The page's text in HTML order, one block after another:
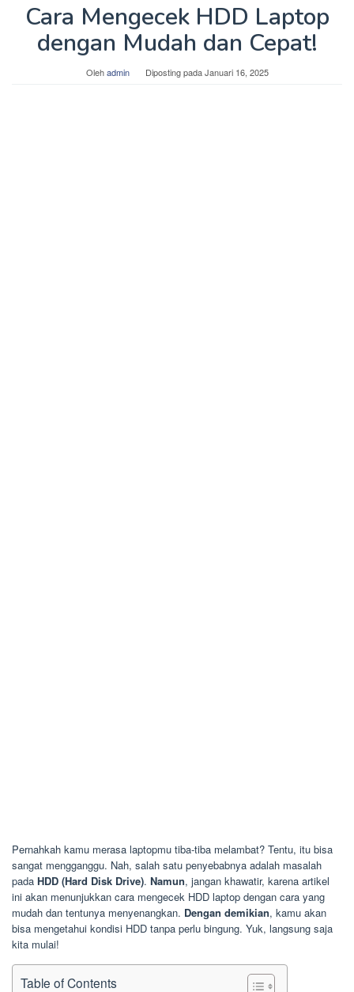
Cara Mengecek HDD Laptop
dengan Mudah dan Cepat!
Olehadmin Diposting padaJanuari 16, 2025
Pernahkah kamu merasa laptopmu tiba-tiba melambat? Tentu, itu bisa
sangat mengganggu. Nah, salah satu penyebabnya adalah masalah
pada HDD (Hard Disk Drive). Namun, jangan khawatir, karena artikel
ini akan menunjukkan cara mengecek HDD laptop dengan cara yang
mudah dan tentunya menyenangkan. Dengan demikian, kamu akan
bisa mengetahui kondisi HDD tanpa perlu bingung. Yuk, langsung saja
kita mulai!
Table of Contents